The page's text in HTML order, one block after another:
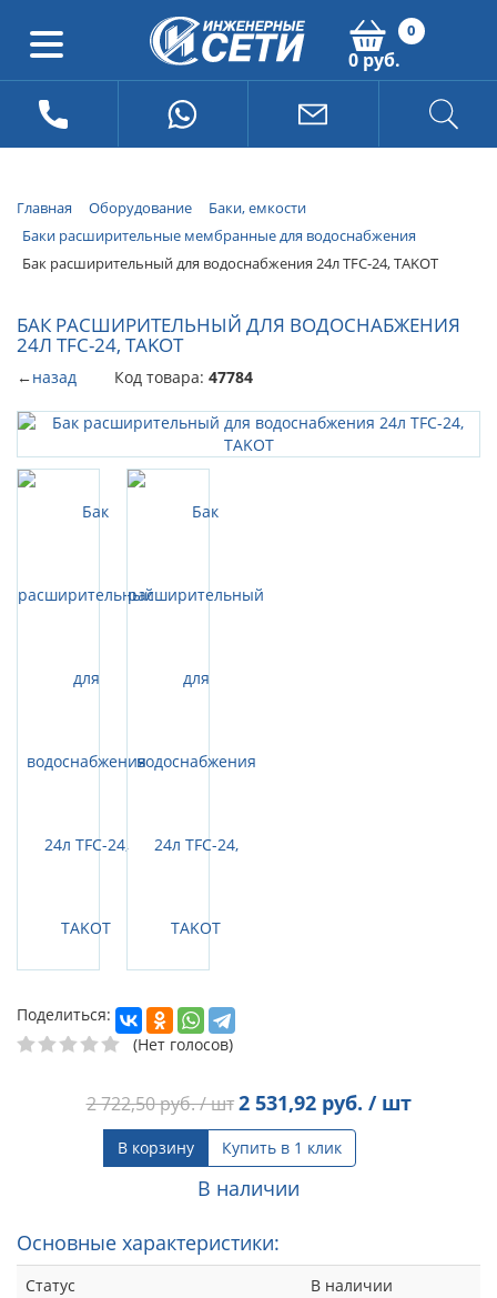
0
0 руб.
Главная Оборудование
Баки, емкости
Баки расширительные мембранные для водоснабжения
Бак расширительный для водоснабжения 24л TFC-24, TAKOT
БАК РАСШИРИТЕЛЬНЫЙ ДЛЯ ВОДОСНАБЖЕНИЯ
24Л TFC-24, TAKOT
←назад Код товара: 47784
Поделиться:
(Нет голосов)
2 722,50руб. / шт 2 531,92руб. / шт
В корзину Купить в 1 клик
В наличии
Основные характеристики:
Статус
В наличии